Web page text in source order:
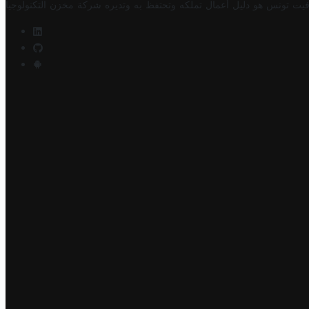
تونس هو دليل أعمال تملكه وتحتفظ به وتديره شركة مخزن التكنولوجيا